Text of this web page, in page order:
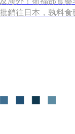
銷往日本，孰料食